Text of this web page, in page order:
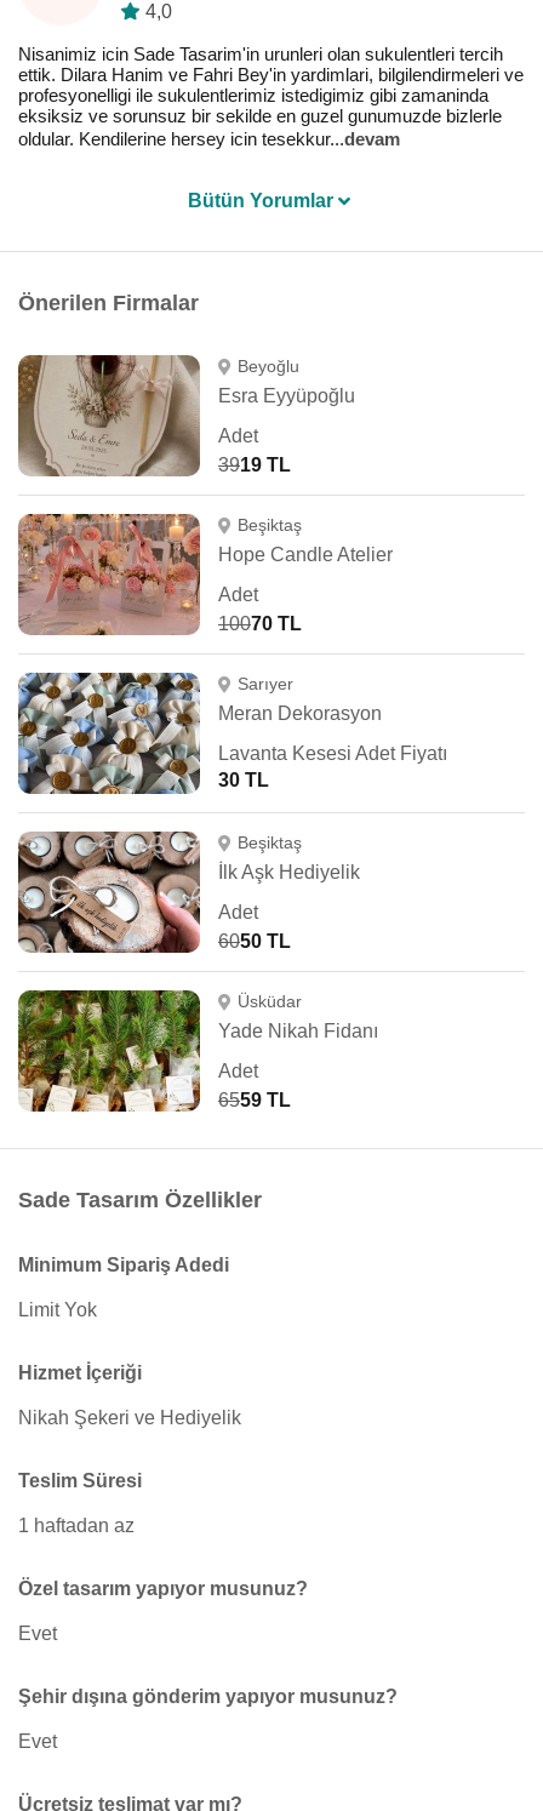
4,0
Nisanimiz icin Sade Tasarim'in urunleri olan sukulentleri tercih
ettik. Dilara Hanim ve Fahri Bey'in yardimlari, bilgilendirmeleri ve
profesyonelligi ile sukulentlerimiz istedigimiz gibi zamaninda
eksiksiz ve sorunsuz bir sekilde en guzel gunumuzde bizlerle
oldular. Kendilerine hersey icin tesekkur...devam
Bütün Yorumlar
Önerilen Firmalar
Beyoğlu
Esra Eyyüpoğlu
Adet
3919 TL
Beşiktaş
Hope Candle Atelier
Adet
10070 TL
Sarıyer
Meran Dekorasyon
Lavanta Kesesi Adet Fiyatı
30 TL
Beşiktaş
İlk Aşk Hediyelik
Adet
6050 TL
Üsküdar
Yade Nikah Fidanı
Adet
6559 TL
Sade Tasarım Özellikler
Minimum Sipariş Adedi
Limit Yok
Hizmet İçeriği
Nikah Şekeri ve Hediyelik
Teslim Süresi
1 haftadan az
Özel tasarım yapıyor musunuz?
Evet
Şehir dışına gönderim yapıyor musunuz?
Evet
Ücretsiz teslimat var mı?